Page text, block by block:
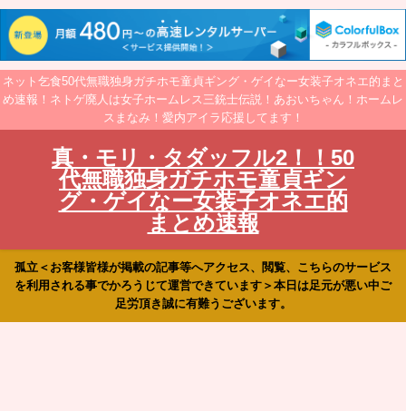
ネット乞食50代無職独身ガチホモ童貞ギング・ゲイなー女装子オネエ的まと
め速報！ネトゲ廃人は女子ホームレス三銃士伝説！あおいちゃん！ホームレ
スまなみ！愛内アイラ応援してます！
真・モリ・タダッフル2！！50
代無職独身ガチホモ童貞ギン
グ・ゲイなー女装子オネエ的
まとめ速報
孤立＜お客様皆様が掲載の記事等へアクセス、閲覧、こちらのサービス
を利用される事でかろうじて運営できています＞本日は足元が悪い中ご
足労頂き誠に有難うございます。